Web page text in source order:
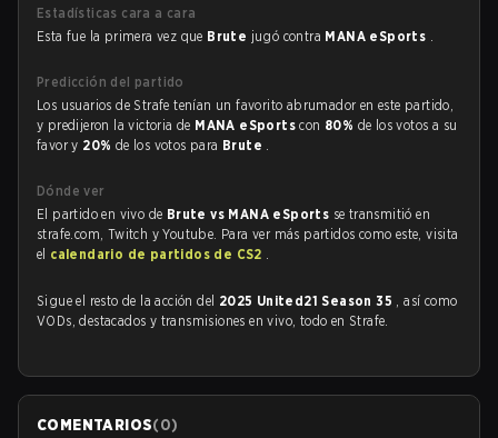
Estadísticas cara a cara
Esta fue la primera vez que Brute jugó contra MANA eSports .
Predicción del partido
Los usuarios de Strafe tenían un favorito abrumador en este partido,
y predijeron la victoria de MANA eSportscon 80% de los votos a su
favor y 20% de los votos para Brute .
Dónde ver
El partido en vivo de Brute vs MANA eSports se transmitió en
strafe.com, Twitch y Youtube. Para ver más partidos como este, visita
el calendario de partidos de CS2 .
Sigue el resto de la acción del 2025 United21 Season 35 , así como
VODs, destacados y transmisiones en vivo, todo en Strafe.
COMENTARIOS(0)